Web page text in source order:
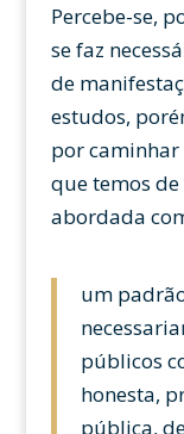
Percebe-se,
se faz
de
estudos,
por
que temos
abordada
um
públicos
honesta,
pública,